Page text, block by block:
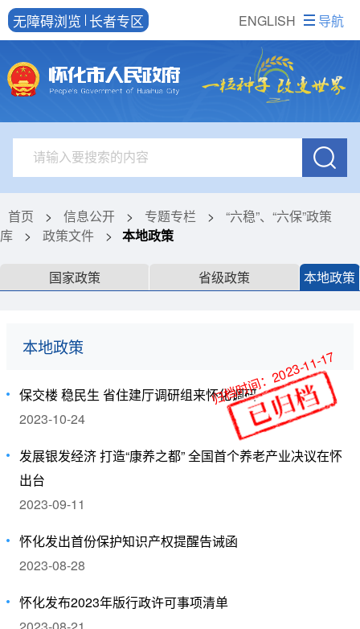
ENGLISH
无障碍浏览 长者专区 导航
首页 > 信息公开 > 专题专栏 >
“六稳”、“六保”政策
库
> 政策文件 > 本地政策
国家政策 省级政策 本地政策
本地政策
保交楼 稳民生 省住建厅调研组来怀化调研
2023-10-24
发展银发经济 打造“康养之都” 全国首个养老产业决议在怀
出台
2023-09-11
怀化发出首份保护知识产权提醒告诫函
2023-08-28
怀化发布2023年版行政许可事项清单
归档时间：2023-11-17